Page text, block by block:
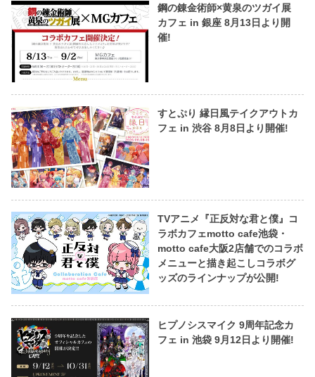
鋼の錬金術師×黄泉のツガイ展
カフェ in 銀座 8月13日より開
催!
すとぷり 縁日風テイクアウトカ
フェ in 渋谷 8月8日より開催!
TVアニメ『正反対な君と僕』コ
ラボカフェmotto cafe池袋・
motto cafe大阪2店舗でのコラボ
メニューと描き起こしコラボグ
ッズのラインナップが公開!
ヒプノシスマイク 9周年記念カ
フェ in 池袋 9月12日より開催!